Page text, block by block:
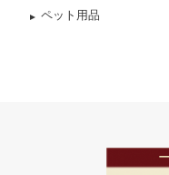
ペット用品